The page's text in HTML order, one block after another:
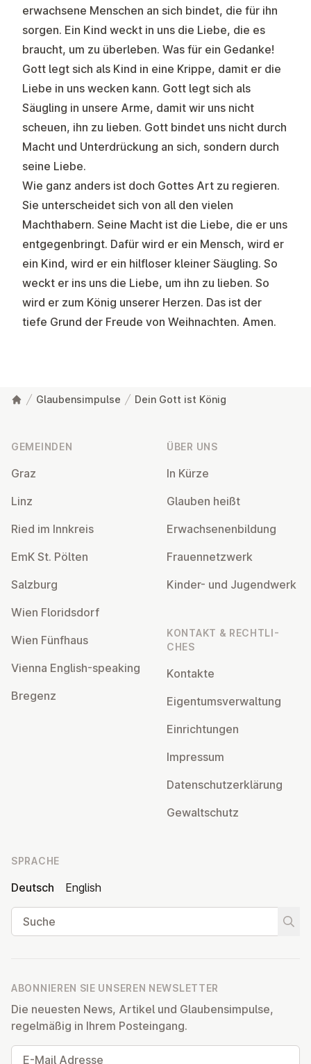
erwachsene Menschen an sich bindet, die für ihn
sorgen. Ein Kind weckt in uns die Liebe, die es
braucht, um zu überleben. Was für ein Gedanke!
Gott legt sich als Kind in eine Krippe, damit er die
Liebe in uns wecken kann. Gott legt sich als
Säugling in unsere Arme, damit wir uns nicht
scheuen, ihn zu lieben. Gott bindet uns nicht durch
Macht und Unterdrückung an sich, sondern durch
seine Liebe.
Wie ganz anders ist doch Gottes Art zu regieren.
Sie unterscheidet sich von all den vielen
Machthabern. Seine Macht ist die Liebe, die er uns
entgegenbringt. Dafür wird er ein Mensch, wird er
ein Kind, wird er ein hilfloser kleiner Säugling. So
weckt er ins uns die Liebe, um ihn zu lieben. So
wird er zum König unserer Herzen. Das ist der
tiefe Grund der Freude von Weihnachten. Amen.
Glaubensimpulse Dein Gott ist König
GEMEINDEN
Graz
Linz
Ried im Innkreis
EmK St. Pölten
Salzburg
Wien Flo­rids­dorf
Wien Fünfhaus
Vienna English-speaking
Bregenz
ÜBER UNS
In Kürze
Glauben heißt
Er­wach­se­nen­bil­dung
Frau­en­netz­werk
Kinder- und Ju­gend­werk
KONTAKT & RECHT­LI­
CHES
Kontakte
Ei­gen­tums­ver­wal­tung
Ein­rich­tun­gen
Impressum
Da­ten­schutz­er­klä­rung
Ge­walt­schutz
SPRACHE
Deutsch
English
Suche
ABONNIEREN SIE UNSEREN NEWSLETTER
Die neuesten News, Artikel und Glaubensimpulse,
regelmäßig in Ihrem Posteingang.
E-Mail Adresse